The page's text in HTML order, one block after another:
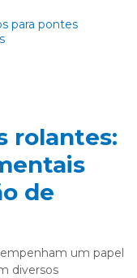
rolantes:
de
um papel
diversos